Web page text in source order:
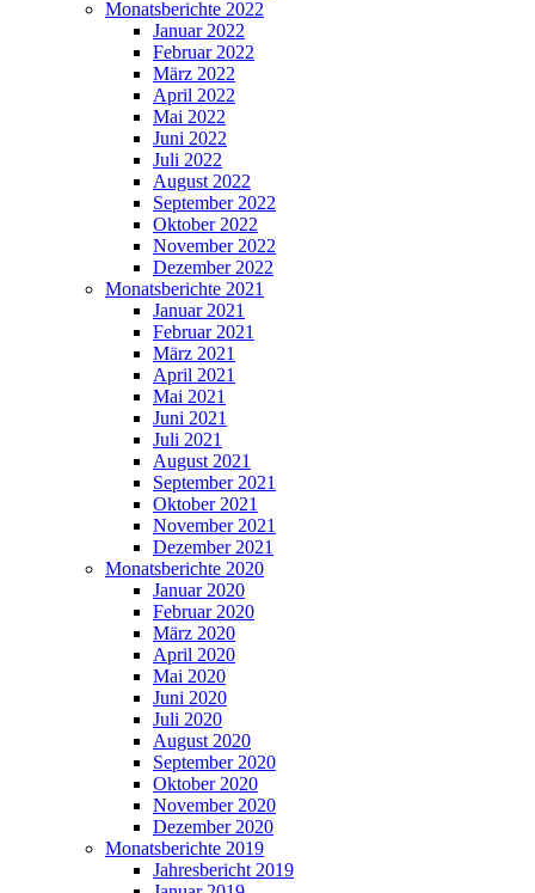
Monatsberichte 2022
Januar 2022
Februar 2022
März 2022
April 2022
Mai 2022
Juni 2022
Juli 2022
August 2022
September 2022
Oktober 2022
November 2022
Dezember 2022
Monatsberichte 2021
Januar 2021
Februar 2021
März 2021
April 2021
Mai 2021
Juni 2021
Juli 2021
August 2021
September 2021
Oktober 2021
November 2021
Dezember 2021
Monatsberichte 2020
Januar 2020
Februar 2020
März 2020
April 2020
Mai 2020
Juni 2020
Juli 2020
August 2020
September 2020
Oktober 2020
November 2020
Dezember 2020
Monatsberichte 2019
Jahresbericht 2019